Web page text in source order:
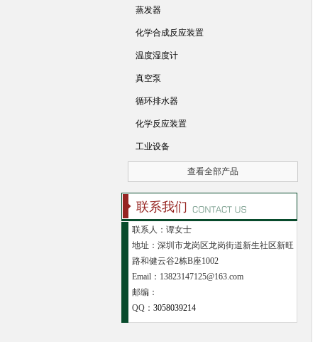
蒸发器
化学合成反应装置
温度湿度计
真空泵
循环排水器
化学反应装置
工业设备
查看全部产品
联系我们
联系人：谭女士
地址：深圳市龙岗区龙岗街道新生社区新旺
路和健云谷2栋B座1002
Email：13823147125@163.com
邮编：
QQ： 3058039214